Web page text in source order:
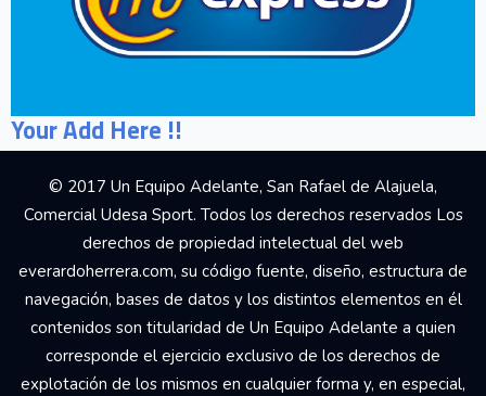
Your Add Here !!
© 2017 Un Equipo Adelante, San Rafael de Alajuela,
Comercial Udesa Sport. Todos los derechos reservados Los
derechos de propiedad intelectual del web
everardoherrera.com, su código fuente, diseño, estructura de
navegación, bases de datos y los distintos elementos en él
contenidos son titularidad de Un Equipo Adelante a quien
corresponde el ejercicio exclusivo de los derechos de
explotación de los mismos en cualquier forma y, en especial,